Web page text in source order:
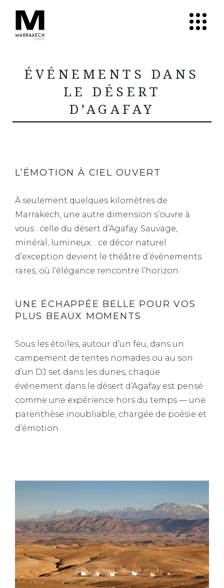
ÉVÉNEMENTS DANS
LE DÉSERT
D’AGAFAY
L’ÉMOTION À CIEL OUVERT
À seulement quelques kilomètres de
Marrakech, une autre dimension s’ouvre à
vous : celle du désert d’Agafay. Sauvage,
minéral, lumineux… ce décor naturel
d’exception devient le théâtre d’événements
rares, où l’élégance rencontre l’horizon.
UNE ÉCHAPPÉE BELLE POUR VOS
PLUS BEAUX MOMENTS
Sous les étoiles, autour d’un feu, dans un
campement de tentes nomades ou au son
d’un DJ set dans les dunes, chaque
événement dans le désert d’Agafay est pensé
comme une expérience hors du temps — une
parenthèse inoubliable, chargée de poésie et
d’émotion.